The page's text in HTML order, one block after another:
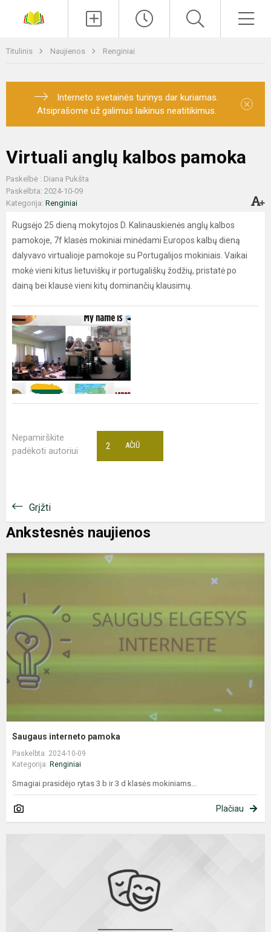
Titulinis Naujienos Renginiai
Interneto svetainės turinys dar kuriamas.
Atsiprašome už galimus laikinus neatitikimus.
×
Virtuali anglų kalbos pamoka
Paskelbė : Diana Pukšta
Paskelbta: 2024-10-09
Kategorija: Renginiai
Rugsėjo 25 dieną mokytojos D. Kalinauskienės anglų kalbos
pamokoje, 7f klasės mokiniai minėdami Europos kalbų dieną
dalyvavo virtualioje pamokoje su Portugalijos mokiniais. Vaikai
mokė vieni kitus lietuviškų ir portugališkų žodžių, pristatė po
dainą bei klausė vieni kitų dominančių klausimų.
Nepamirškite
padėkoti autoriui
AČIŪ
2
Grįžti
Ankstesnės naujienos
Saugaus interneto pamoka
Paskelbta: 2024-10-09
Kategorija: Renginiai
Smagiai prasidėjo rytas 3 b ir 3 d klasės mokiniams...
Plačiau